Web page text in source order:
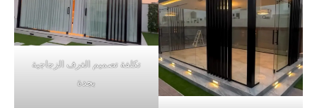
تكلفة تصميم الغرف الزجاجية
بجدة